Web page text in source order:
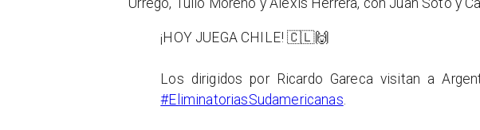
Urrego, Tulio Moreno y Alexis Herrera, con Juan Soto y
¡HOY JUEGA CHILE! 🇨🇱🙌
Los dirigidos por Ricardo Gareca visitan a
#EliminatoriasSudamericanas.